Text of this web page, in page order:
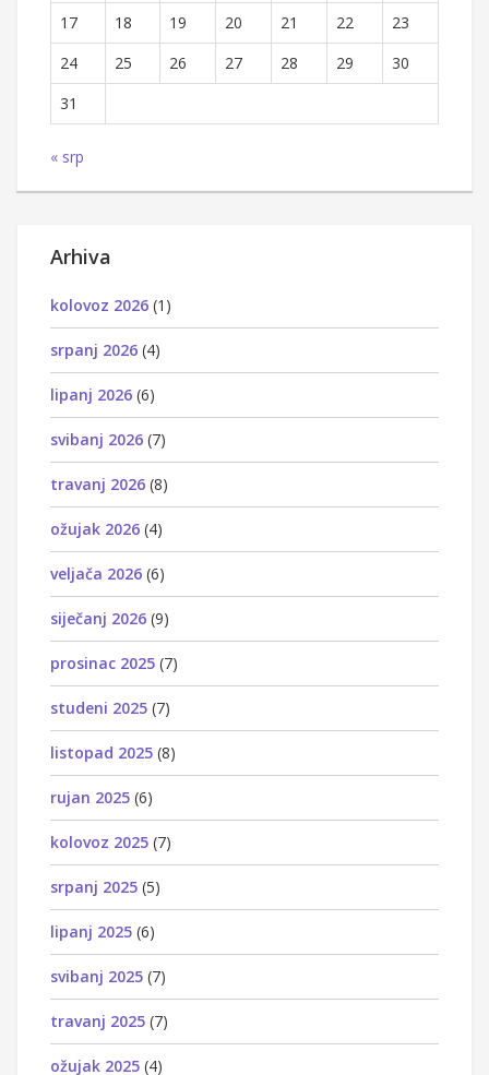
17
18 19 20 21 22
23
24
25 26 27 28 29
30
31
« srp
Arhiva
kolovoz 2026 (1)
srpanj 2026 (4)
lipanj 2026 (6)
svibanj 2026 (7)
travanj 2026 (8)
ožujak 2026 (4)
veljača 2026 (6)
siječanj 2026 (9)
prosinac 2025 (7)
studeni 2025 (7)
listopad 2025 (8)
rujan 2025 (6)
kolovoz 2025 (7)
srpanj 2025 (5)
lipanj 2025 (6)
svibanj 2025 (7)
travanj 2025 (7)
ožujak 2025 (4)